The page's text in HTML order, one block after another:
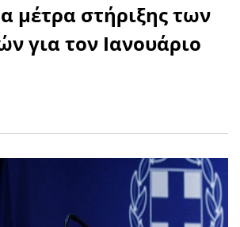
μέτρα στήριξης των
για τον Ιανουάριο